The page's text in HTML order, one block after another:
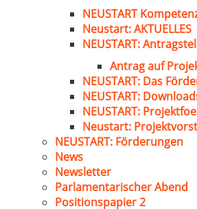
NEUSTART
Neustart: AKTUELLES
NEUSTART:
Antrag auf
NEUSTART: Das
NEUSTART:
NEUSTART:
Neustart:
NEUSTART: Förderungen
News
Newsletter
Parlamentarischer Abend
Positionspapier 2